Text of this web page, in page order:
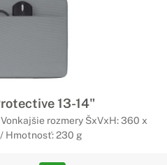
13-14"
rozmery ŠxVxH: 360 x
Hmotnosť: 230 g